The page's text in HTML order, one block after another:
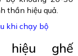
thần hiệu quả.
khi chạy bộ
hiệu ghế